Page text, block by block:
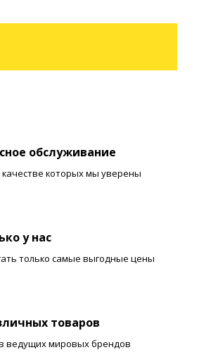
обслуживание
которых мы уверены
у нас
только самые выгодные цены
товаров
ведущих мировых брендов